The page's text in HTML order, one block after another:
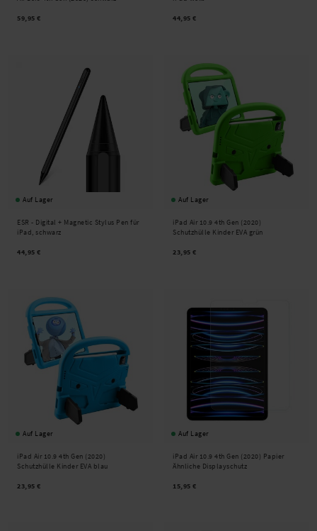
59,95 € 44,95 €
Auf Lager
ESR - Digital + Magnetic Stylus Pen für
iPad, schwarz
44,95 €
Auf Lager
iPad Air 10.9 4th Gen (2020)
Schutzhülle Kinder EVA grün
23,95 €
Auf Lager
iPad Air 10.9 4th Gen (2020)
Schutzhülle Kinder EVA blau
23,95 €
Auf Lager
iPad Air 10.9 4th Gen (2020) Papier
Ähnliche Displayschutz
15,95 €